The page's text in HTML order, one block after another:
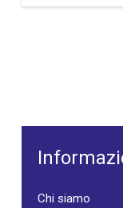
Chi siamo